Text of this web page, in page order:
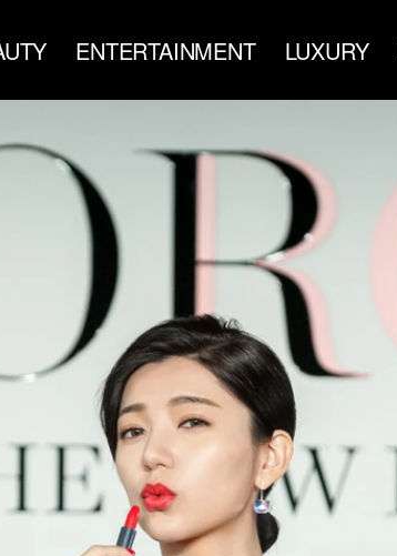
ENTERTAINMENT LUXURY